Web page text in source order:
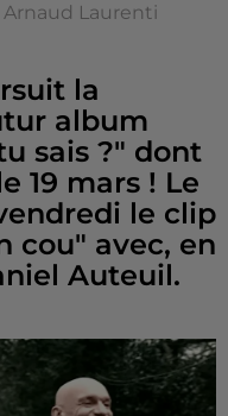
Arnaud Laurenti
la
album
sais ?" dont
19 mars ! Le
le clip
cou" avec, en
Auteuil.